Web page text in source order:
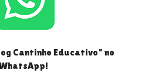
Cantinho Educativo" no